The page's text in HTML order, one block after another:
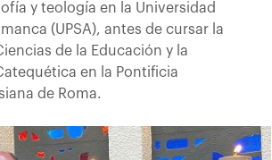
y teología en la Universidad
(UPSA), antes de cursar la
de la Educación y la
en la Pontificia
de Roma.